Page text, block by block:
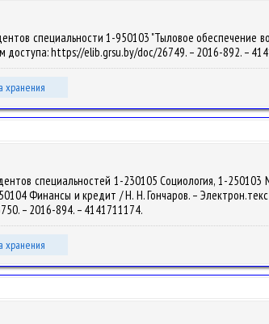
специальности 1-950103 "Тыловое обеспечение
доступа: https://elib.grsu.by/doc/26749. – 2016-892. –
хранения
специальностей 1-230105 Социология, 1-
Финансы и кредит / Н. Н. Гончаров. –
– 2016-894. – 4141711174.
хранения